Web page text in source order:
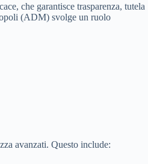
che garantisce trasparenza, tutela
(ADM) svolge un ruolo
avanzati. Questo include: